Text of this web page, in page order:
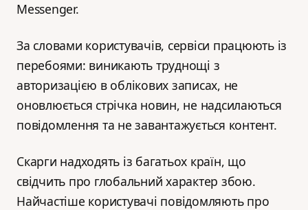
Messenger.
За словами користувачів, сервіси працюють із
перебоями: виникають труднощі з
авторизацією в облікових записах, не
оновлюється стрічка новин, не надсилаються
повідомлення та не завантажується контент.
Скарги надходять із багатьох країн, що
свідчить про глобальний характер збою.
Найчастіше користувачі повідомляють про